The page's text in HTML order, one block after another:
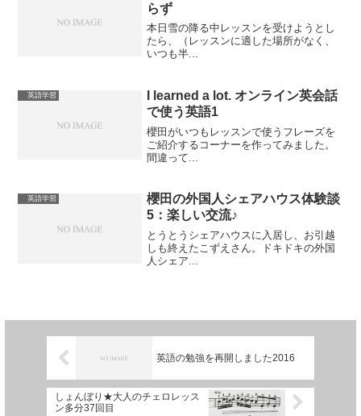
らず
本日雪の降る中レッスンを受けようとし
たら、（レッスンに適した場所がなく、
いつも半...
英語学習
I learned a lot. オンライン英会話
で使う英語1
櫻田がいつもレッスンで使うフレーズを
ご紹介するコーナーを作ってみました。
間違って...
英語学習
櫻田の外国人シェアハウス体験談
5：楽しい交流♪
とうとうシェアハウスに入居し、お引越
しも終えたこずえさん。ドキドキの外国
人シェア...
英語の勉強を再開しました2016
しょんぼり★大人のチェロレッス
ン多分37回目